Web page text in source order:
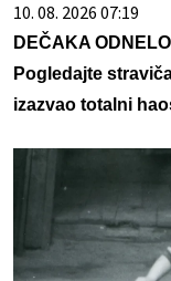
10. 08. 2026 07:19
DEČAKA
Pogledajte
izazvao totalni